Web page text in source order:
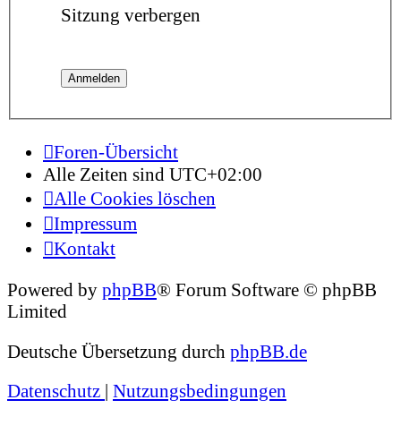
Sitzung verbergen
Foren-Übersicht
Alle Zeiten sind UTC+02:00
Alle Cookies löschen
Impressum
Kontakt
Powered by phpBB® Forum Software © phpBB
Limited
Deutsche Übersetzung durch phpBB.de
Datenschutz | Nutzungsbedingungen